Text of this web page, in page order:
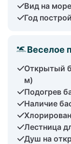
Вид на море
Год
Веселое
Открытый
м)
Подогрев
Наличие
Лестница
Душ на